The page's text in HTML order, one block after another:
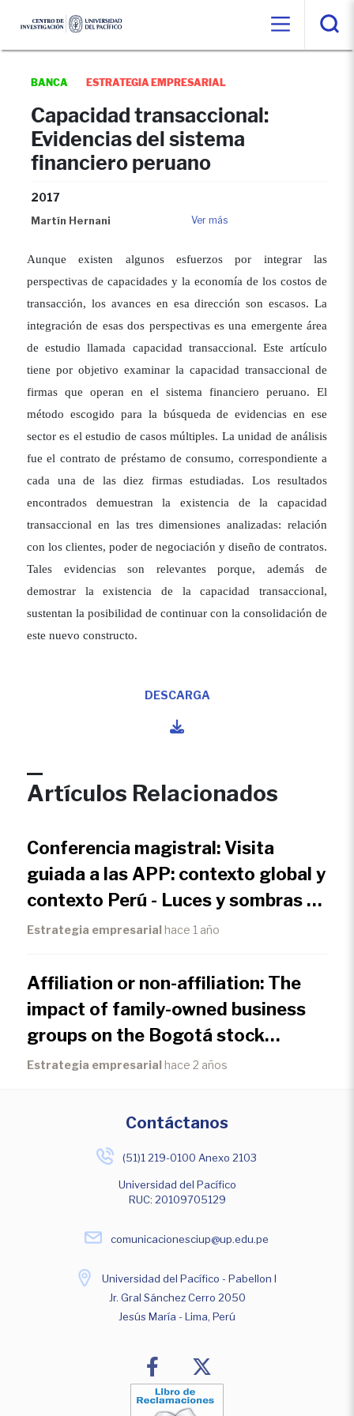
BANCA ESTRATEGIA EMPRESARIAL
Capacidad transaccional:
Evidencias del sistema
financiero peruano
2017
Martín Hernani Ver más
DESCARGA
Aunque existen algunos esfuerzos por integrar las
perspectivas de capacidades y la economía de los costos de
transacción, los avances en esa dirección son escasos. La
integración de esas dos perspectivas es una emergente área
de estudio llamada capacidad transaccional. Este artículo
tiene por objetivo examinar la capacidad transaccional de
firmas que operan en el sistema financiero peruano. El
método escogido para la búsqueda de evidencias en ese
sector es el estudio de casos múltiples. La unidad de análisis
fue el contrato de préstamo de consumo, correspondiente a
cada una de las diez firmas estudiadas. Los resultados
encontrados demuestran la existencia de la capacidad
transaccional en las tres dimensiones analizadas: relación
con los clientes, poder de negociación y diseño de contratos.
Tales evidencias son relevantes porque, además de
demostrar la existencia de la capacidad transaccional,
sustentan la posibilidad de continuar con la consolidación de
este nuevo constructo.
Artículos Relacionados
Conferencia magistral: Visita
guiada a las APP: contexto global y
contexto Perú - Luces y sombras y
el futuro
Estrategia empresarial hace 1 año
Affiliation or non-affiliation: The
impact of family-owned business
groups on the Bogotá stock
market, 1950-1980
Estrategia empresarial hace 2 años
Contáctanos
(51)1 219-0100 Anexo 2103
Universidad del Pacífico
RUC: 20109705129
comunicacionesciup@up.edu.pe
Universidad del Pacífico - Pabellon I
Jr. Gral Sánchez Cerro 2050
Jesús María - Lima, Perú